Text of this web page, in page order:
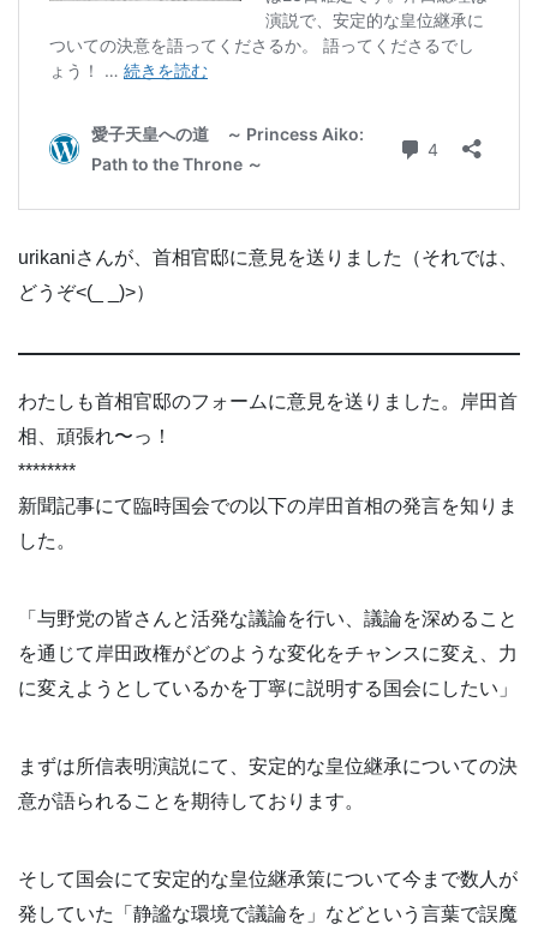
urikaniさんが、首相官邸に意見を送りました（それでは、
どうぞ<(_ _)>）
わたしも首相官邸のフォームに意見を送りました。岸田首
相、頑張れ〜っ！
********
新聞記事にて臨時国会での以下の岸田首相の発言を知りま
した。
「与野党の皆さんと活発な議論を行い、議論を深めること
を通じて岸田政権がどのような変化をチャンスに変え、力
に変えようとしているかを丁寧に説明する国会にしたい」
まずは所信表明演説にて、安定的な皇位継承についての決
意が語られることを期待しております。
そして国会にて安定的な皇位継承策について今まで数人が
発していた「静謐な環境で議論を」などという言葉で誤魔